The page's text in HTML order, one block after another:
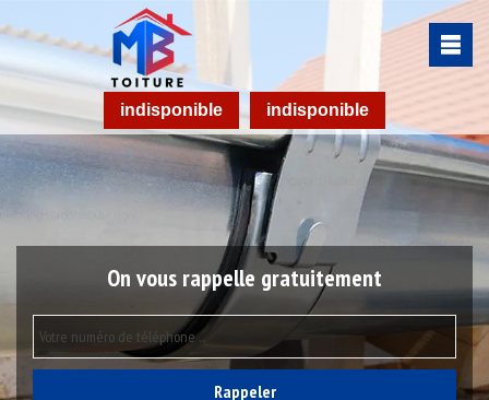
indisponible indisponible
On vous rappelle gratuitement